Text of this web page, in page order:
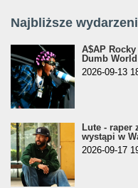
Najbliższe
A$AP
Dumb
2026-09-13
Lute - raper
wystąpi w
2026-09-17